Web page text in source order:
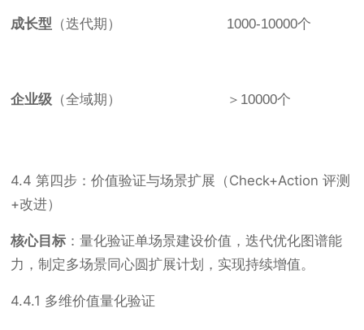
成长型 （迭代期） 1000-10000个
企业级 （全域期） ＞10000个
4.4 第四步：价值验证与场景扩展（Check+Action 评测
+改进）
核心目标 ：量化验证单场景建设价值，迭代优化图谱能
力，制定多场景同心圆扩展计划，实现持续增值。
4.4.1 多维价值量化验证